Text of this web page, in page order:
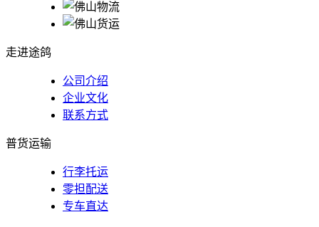
走进途鸽
公司介绍
企业文化
联系方式
普货运输
行李托运
零担配送
专车直达